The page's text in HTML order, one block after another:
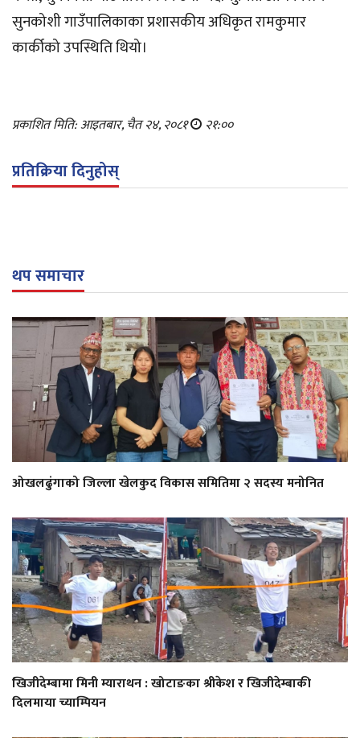
सुनकोशी गाउँपालिकाका प्रशासकीय अधिकृत रामकुमार
कार्कीको उपस्थिति थियो।
प्रकाशित मिति: आइतबार, चैत २४, २०८१ २१:००
प्रतिक्रिया दिनुहोस्
थप समाचार
ओखलढुंगाको जिल्ला खेलकुद विकास समितिमा २ सदस्य मनोनित
खिजीदेम्बामा मिनी म्याराथन : खोटाङका श्रीकेश र खिजीदेम्बाकी
दिलमाया च्याम्पियन